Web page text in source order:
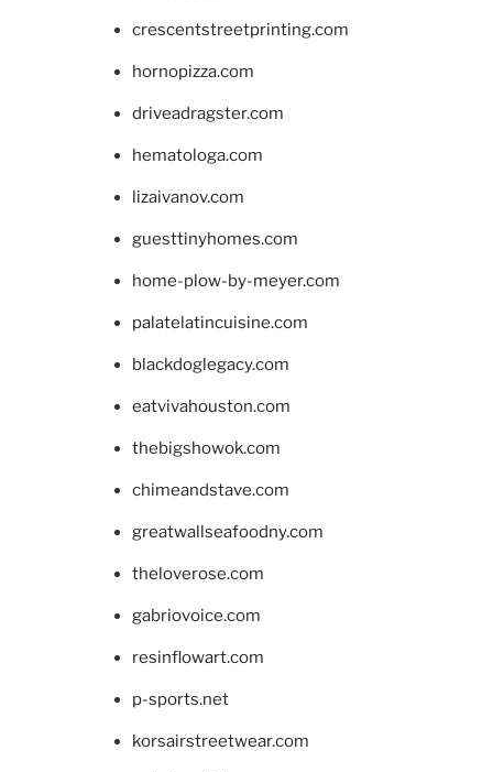
crescentstreetprinting.com
hornopizza.com
driveadragster.com
hematologa.com
lizaivanov.com
guesttinyhomes.com
home-plow-by-meyer.com
palatelatincuisine.com
blackdoglegacy.com
eatvivahouston.com
thebigshowok.com
chimeandstave.com
greatwallseafoodny.com
theloverose.com
gabriovoice.com
resinflowart.com
p-sports.net
korsairstreetwear.com